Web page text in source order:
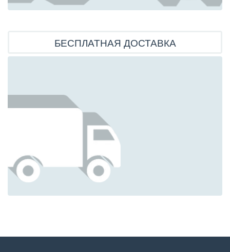
БЕСПЛАТНАЯ ДОСТАВКА